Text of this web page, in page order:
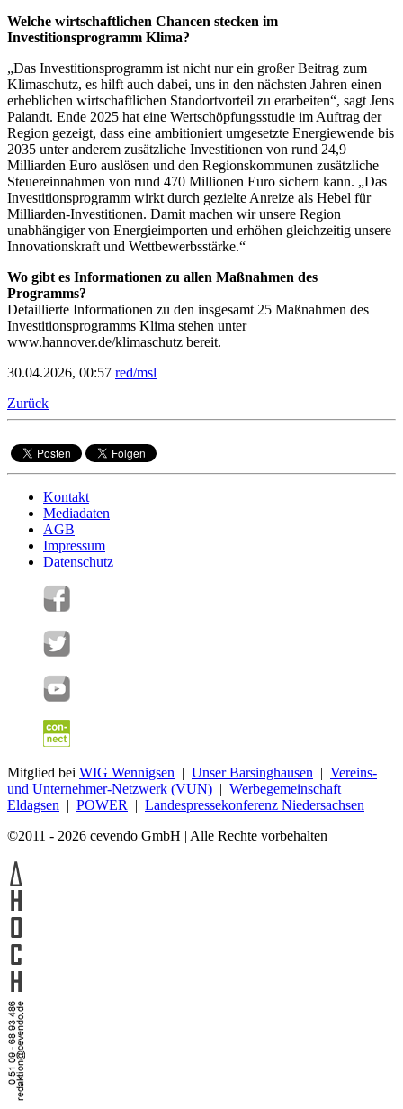
Welche wirtschaftlichen Chancen stecken im
Investitionsprogramm Klima?
„Das Investitionsprogramm ist nicht nur ein großer Beitrag zum
Klimaschutz, es hilft auch dabei, uns in den nächsten Jahren einen
erheblichen wirtschaftlichen Standortvorteil zu erarbeiten“, sagt Jens
Palandt. Ende 2025 hat eine Wertschöpfungsstudie im Auftrag der
Region gezeigt, dass eine ambitioniert umgesetzte Energiewende bis
2035 unter anderem zusätzliche Investitionen von rund 24,9
Milliarden Euro auslösen und den Regionskommunen zusätzliche
Steuereinnahmen von rund 470 Millionen Euro sichern kann. „Das
Investitionsprogramm wirkt durch gezielte Anreize als Hebel für
Milliarden-Investitionen. Damit machen wir unsere Region
unabhängiger von Energieimporten und erhöhen gleichzeitig unsere
Innovationskraft und Wettbewerbsstärke.“
Wo gibt es Informationen zu allen Maßnahmen des
Programms?
Detaillierte Informationen zu den insgesamt 25 Maßnahmen des
Investitionsprogramms Klima stehen unter
www.hannover.de/klimaschutz bereit.
30.04.2026, 00:57 red/msl
Zurück
Kontakt
Mediadaten
AGB
Impressum
Datenschutz
Mitglied bei WIG Wennigsen | Unser Barsinghausen | Vereins-
und Unternehmer-Netzwerk (VUN) | Werbegemeinschaft
Eldagsen | POWER | Landespressekonferenz Niedersachsen
©2011 - 2026 cevendo GmbH | Alle Rechte vorbehalten